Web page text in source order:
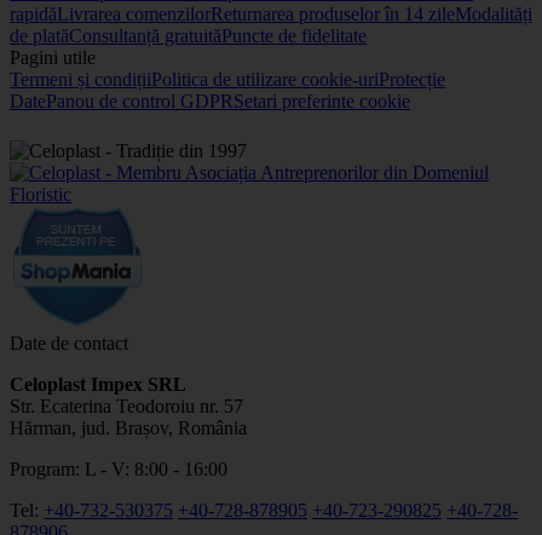
rapidăLivrarea comenzilorReturnarea produselor în 14 zileModalități
de platăConsultanță gratuităPuncte de fidelitate
Pagini utile
Termeni și condițiiPolitica de utilizare cookie-uriProtecție
DatePanou de control GDPRSetari preferinte cookie
Date de contact
Celoplast Impex SRL
Str. Ecaterina Teodoroiu nr. 57
Hărman, jud. Brașov, România
Program: L - V: 8:00 - 16:00
Tel: +40-732-530375 +40-728-878905 +40-723-290825 +40-728-